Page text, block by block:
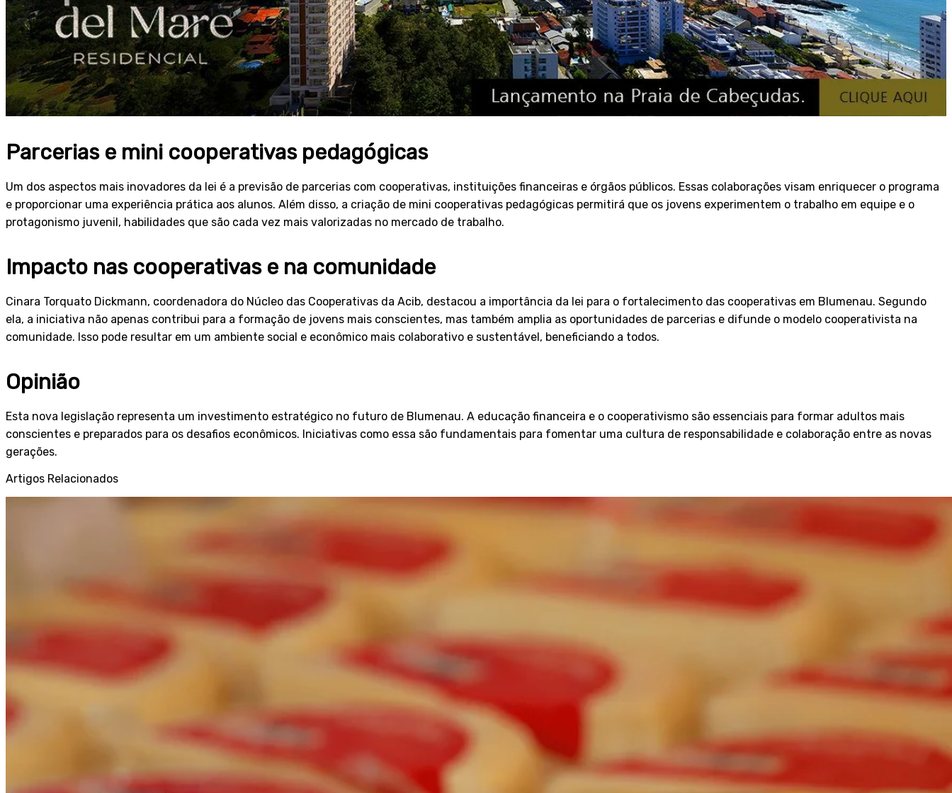
Parcerias e mini cooperativas pedagógicas
Um dos aspectos mais inovadores da lei é a previsão de parcerias com cooperativas, instituições financeiras e órgãos públicos. Essas colaborações visam enriquecer o programa
e proporcionar uma experiência prática aos alunos. Além disso, a criação de mini cooperativas pedagógicas permitirá que os jovens experimentem o trabalho em equipe e o
protagonismo juvenil, habilidades que são cada vez mais valorizadas no mercado de trabalho.
Impacto nas cooperativas e na comunidade
Cinara Torquato Dickmann, coordenadora do Núcleo das Cooperativas da Acib, destacou a importância da lei para o fortalecimento das cooperativas em Blumenau. Segundo
ela, a iniciativa não apenas contribui para a formação de jovens mais conscientes, mas também amplia as oportunidades de parcerias e difunde o modelo cooperativista na
comunidade. Isso pode resultar em um ambiente social e econômico mais colaborativo e sustentável, beneficiando a todos.
Opinião
Esta nova legislação representa um investimento estratégico no futuro de Blumenau. A educação financeira e o cooperativismo são essenciais para formar adultos mais
conscientes e preparados para os desafios econômicos. Iniciativas como essa são fundamentais para fomentar uma cultura de responsabilidade e colaboração entre as novas
gerações.
Artigos Relacionados